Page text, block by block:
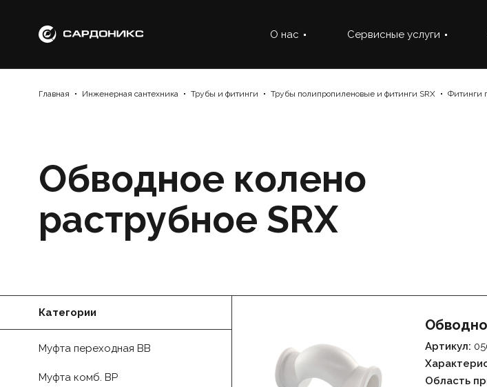
О нас Сервисные услуги
Главная Инженерная сантехника Трубы и фитинги Трубы полипропиленовые и фитинги SRX Фитинги
Обводное колено
раструбное SRX
Категории
Муфта переходная ВВ
Муфта комб. ВР
Артикул:
Область